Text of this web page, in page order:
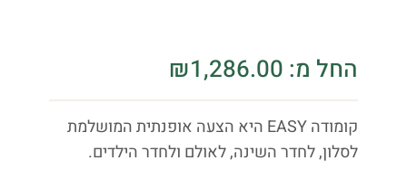
החל מ: ₪1,286.00
קומודה EASY היא הצעה אופנתית המושלמת
לסלון, לחדר השינה, לאולם ולחדר הילדים.